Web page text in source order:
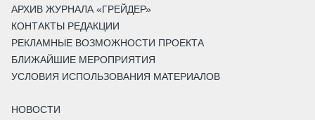
АРХИВ ЖУРНАЛА «ГРЕЙДЕР»
КОНТАКТЫ РЕДАКЦИИ
РЕКЛАМНЫЕ ВОЗМОЖНОСТИ ПРОЕКТА
БЛИЖАЙШИЕ МЕРОПРИЯТИЯ
УСЛОВИЯ ИСПОЛЬЗОВАНИЯ МАТЕРИАЛОВ
НОВОСТИ